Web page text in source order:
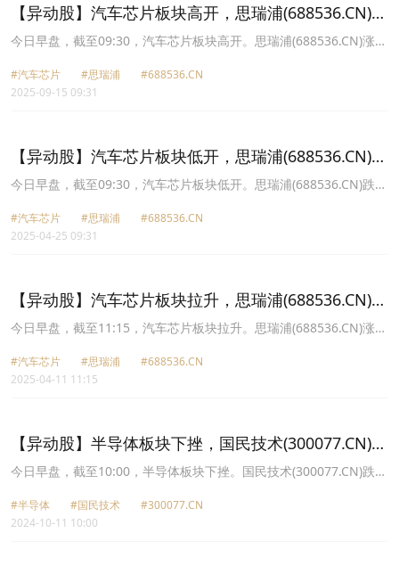
【异动股】汽车芯片板块高开，思瑞浦(688536.CN)涨
19.89%
今日早盘，截至09:30，汽车芯片板块高开。思瑞浦(688536.CN)涨
股份(430139.CN)涨12.27%报29.1元，芯朋微(688508.CN)涨10.34%
报73.22元，南芯科技(688484.CN)涨9.01%报50.58元，帝奥微
#汽车芯片 #思瑞浦
#688536.CN
2025-09-15 09:31
【异动股】汽车芯片板块低开，思瑞浦(688536.CN)跌
14.12%
今日早盘，截至09:30，汽车芯片板块低开。思瑞浦(688536.CN)跌
华特(688141.CN)跌10.05%报31.43元，威孚高科(000581.CN)跌
5.05%报18.62元，雅创电子(301099.CN)跌4.65%报49.38元，唯捷
#汽车芯片 #思瑞浦
#688536.CN
2025-04-25 09:31
【异动股】汽车芯片板块拉升，思瑞浦(688536.CN)涨
20.0%
今日早盘，截至11:15，汽车芯片板块拉升。思瑞浦(688536.CN)涨
华特(688141.CN)涨15.31%报32.47元，华岭股份(430139.CN)涨
14.66%报29.56元，唯捷创芯(688153.CN)涨12.49%报35.03元，芯
#汽车芯片 #思瑞浦
#688536.CN
2025-04-11 11:15
【异动股】半导体板块下挫，国民技术(300077.CN)跌
20.01%
今日早盘，截至10:00，半导体板块下挫。国民技术(300077.CN)跌
诚科(688535.CN)跌12.15%报74.74元，思瑞浦(688536.CN)跌
10.29%报111.89元，华岭股份(430139.CN)跌8.80%报12.13元，汇
#半导体 #国民技术
#300077.CN
2024-10-11 10:00